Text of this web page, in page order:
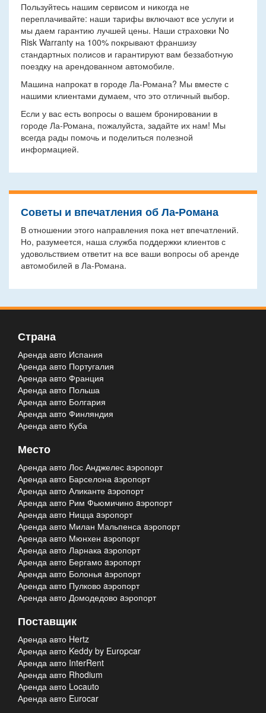
Пользуйтесь нашим сервисом и никогда не
переплачивайте: наши тарифы включают все услуги и
мы даем гарантию лучшей цены. Наши страховки No
Risk Warranty на 100% покрывают франшизу
стандартных полисов и гарантируют вам беззаботную
поездку на арендованном автомобиле.
Машина напрокат в городе Ла-Романа? Мы вместе с
нашими клиентами думаем, что это отличный выбор.
Если у вас есть вопросы о вашем бронировании в
городе Ла-Романа, пожалуйста, задайте их нам! Мы
всегда рады помочь и поделиться полезной
информацией.
Советы и впечатления об Ла-Романа
В отношении этого направления пока нет впечатлений.
Но, разумеется, наша служба поддержки клиентов с
удовольствием ответит на все ваши вопросы об аренде
автомобилей в Ла-Романа.
Страна
Аренда авто Испания
Аренда авто Португалия
Аренда авто Франция
Аренда авто Польша
Аренда авто Болгария
Аренда авто Финляндия
Аренда авто Куба
Место
Аренда авто Лос Анджелес aэропорт
Аренда авто Барселона aэропорт
Аренда авто Аликанте aэропорт
Аренда авто Рим Фьюмичино aэропорт
Аренда авто Ницца aэропорт
Аренда авто Милан Мальпенса aэропорт
Аренда авто Мюнхен aэропорт
Аренда авто Ларнака aэропорт
Аренда авто Бергамо aэропорт
Аренда авто Болонья aэропорт
Аренда авто Пулково aэропорт
Аренда авто Домодедово aэропорт
Поставщик
Аренда авто Hertz
Аренда авто Keddy by Europcar
Аренда авто InterRent
Аренда авто Rhodium
Аренда авто Locauto
Аренда авто Eurocar